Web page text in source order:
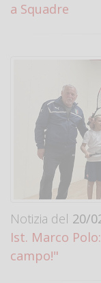
a Squadre
Notizia del 20/
Ist. Marco
campo!"